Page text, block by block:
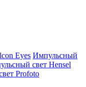
Eyes Импульсный
свет Hensel
Profoto